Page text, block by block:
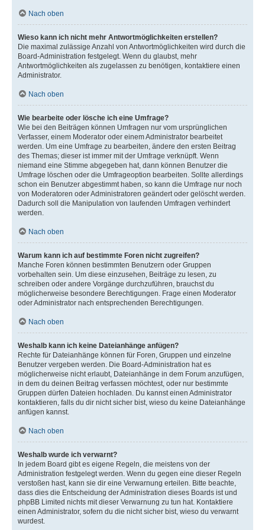
Nach oben
Wieso kann ich nicht mehr Antwortmöglichkeiten erstellen?
Die maximal zulässige Anzahl von Antwortmöglichkeiten wird durch die
Board-Administration festgelegt. Wenn du glaubst, mehr
Antwortmöglichkeiten als zugelassen zu benötigen, kontaktiere einen
Administrator.
Nach oben
Wie bearbeite oder lösche ich eine Umfrage?
Wie bei den Beiträgen können Umfragen nur vom ursprünglichen
Verfasser, einem Moderator oder einem Administrator bearbeitet
werden. Um eine Umfrage zu bearbeiten, ändere den ersten Beitrag
des Themas; dieser ist immer mit der Umfrage verknüpft. Wenn
niemand eine Stimme abgegeben hat, dann können Benutzer die
Umfrage löschen oder die Umfrageoption bearbeiten. Sollte allerdings
schon ein Benutzer abgestimmt haben, so kann die Umfrage nur noch
von Moderatoren oder Administratoren geändert oder gelöscht werden.
Dadurch soll die Manipulation von laufenden Umfragen verhindert
werden.
Nach oben
Warum kann ich auf bestimmte Foren nicht zugreifen?
Manche Foren können bestimmten Benutzern oder Gruppen
vorbehalten sein. Um diese einzusehen, Beiträge zu lesen, zu
schreiben oder andere Vorgänge durchzuführen, brauchst du
möglicherweise besondere Berechtigungen. Frage einen Moderator
oder Administrator nach entsprechenden Berechtigungen.
Nach oben
Weshalb kann ich keine Dateianhänge anfügen?
Rechte für Dateianhänge können für Foren, Gruppen und einzelne
Benutzer vergeben werden. Die Board-Administration hat es
möglicherweise nicht erlaubt, Dateianhänge in dem Forum anzufügen,
in dem du deinen Beitrag verfassen möchtest, oder nur bestimmte
Gruppen dürfen Dateien hochladen. Du kannst einen Administrator
kontaktieren, falls du dir nicht sicher bist, wieso du keine Dateianhänge
anfügen kannst.
Nach oben
Weshalb wurde ich verwarnt?
In jedem Board gibt es eigene Regeln, die meistens von der
Administration festgelegt werden. Wenn du gegen eine dieser Regeln
verstoßen hast, kann sie dir eine Verwarnung erteilen. Bitte beachte,
dass dies die Entscheidung der Administration dieses Boards ist und
phpBB Limited nichts mit dieser Verwarnung zu tun hat. Kontaktiere
einen Administrator, sofern du die nicht sicher bist, wieso du verwarnt
wurdest.